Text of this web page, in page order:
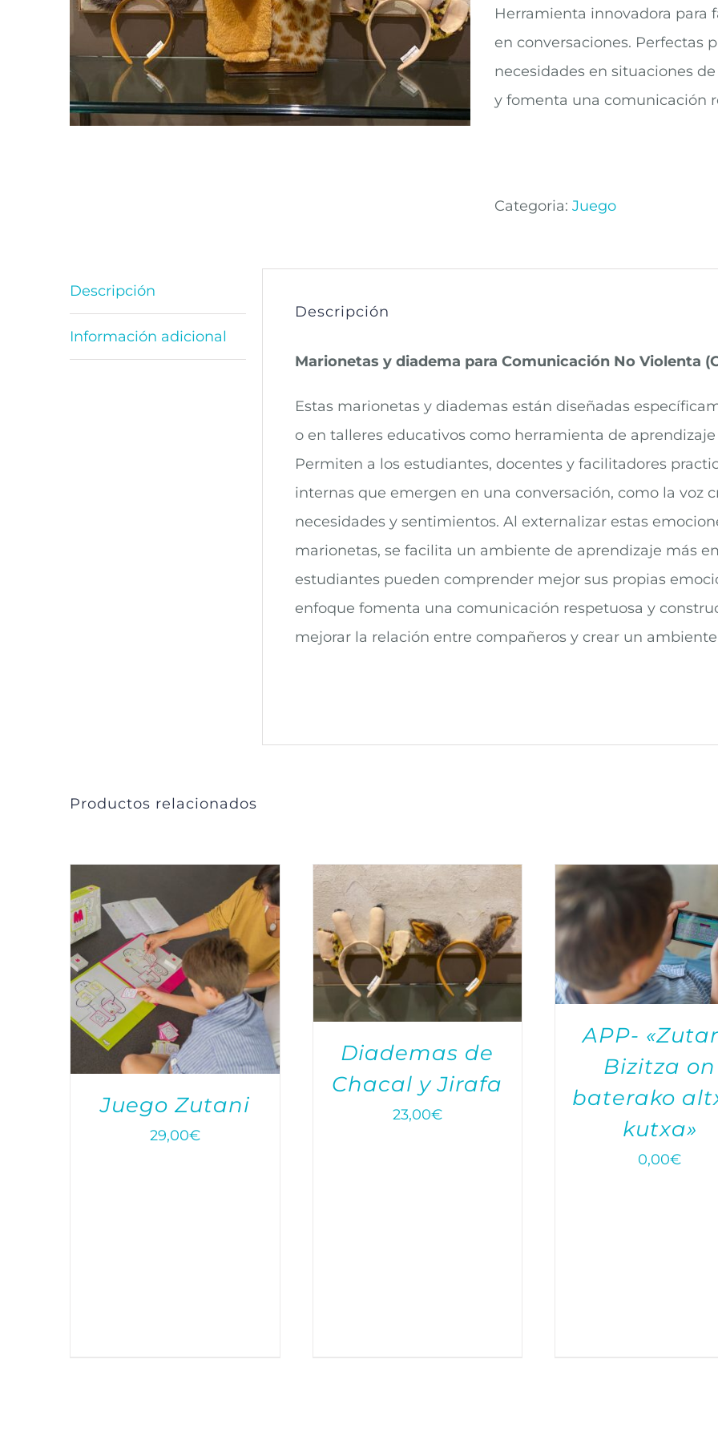
Herramienta innovadora
en conversaciones. Perfectas
necesidades en situaciones
y fomenta una comunicación
Categoria: Juego
Descripción
Información adicional
Descripción
Marionetas y diadema para Comunicación No Violenta
Estas marionetas y diademas están diseñadas
o en talleres educativos como herramienta de
Permiten a los estudiantes, docentes y facilitadores
internas que emergen en una conversación, como la voz
necesidades y sentimientos. Al externalizar estas
marionetas, se facilita un ambiente de aprendizaje más
estudiantes pueden comprender mejor sus propias
enfoque fomenta una comunicación respetuosa y
mejorar la relación entre compañeros y crear un
Productos relacionados
Juego Zutani
29,00€
Diademas de
Chacal y Jirafa
23,00€
APP-
Bizitza on
baterako
kutxa»
0,00€